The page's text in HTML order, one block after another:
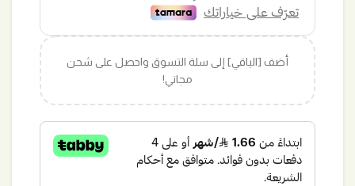
أضف [الباقي] إلى سلة التسوق واحصل على شحن
مجاني!